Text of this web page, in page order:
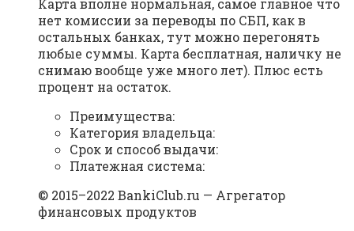
нет комиссии за переводы по СБП, как в
остальных банках, тут можно перегонять
любые суммы. Карта бесплатная, наличку не
снимаю вообще уже много лет). Плюс есть
процент на остаток.
Преимущества:
Категория владельца:
Срок и способ выдачи:
Платежная система:
© 2015–2022 BankiClub.ru — Агрегатор
финансовых продуктов